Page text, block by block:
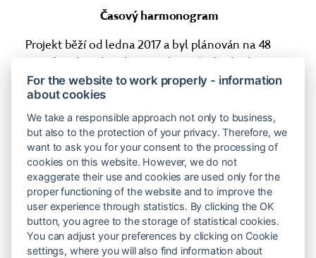
Časový harmonogram
Projekt běží od ledna 2017 a byl plánován na 48
měsíců. Také jeho plnou realizaci (individuální i
skupinová kolegiální podpora, pedagogický rozvoj a
sdílení včetně metodických výstupů) zasáhla
negativně opatření z jara 2020. Po dohodě s ŘO /
MŠMT byl projekt formou Rozhodnutí z června t.r.
prodloužen o 6 měsíců na dobu trvání projektu 54
měsíců. Datum ukončení fyzické realizace projektu
je tak nově 30. 6. 2021. Tato změna umožňuje
naplnit cíle a výstupy projektu a vychází vstříc
současnému zapojení pedagogů v projektu.
Výhody pro zapojenou školu
For the website to work properly - information
about cookies
We take a responsible approach not only to business,
but also to the protection of your privacy. Therefore, we
want to ask you for your consent to the processing of
cookies on this website. However, we do not
exaggerate their use and cookies are used only for the
proper functioning of the website and to improve the
user experience through statistics. By clicking the OK
button, you agree to the storage of statistical cookies.
You can adjust your preferences by clicking on Cookie
settings, where you will also find information about